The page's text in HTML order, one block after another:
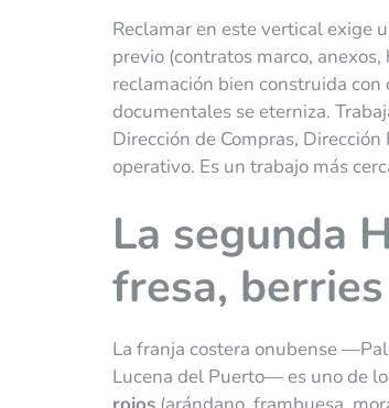
Reclamar en este vertical exige
previo (contratos marco,
reclamación bien construida
documentales se eterniza.
Dirección de Compras,
operativo. Es un trabajo más
La segunda
fresa,
La franja costera onubense
Lucena del Puerto— es uno de